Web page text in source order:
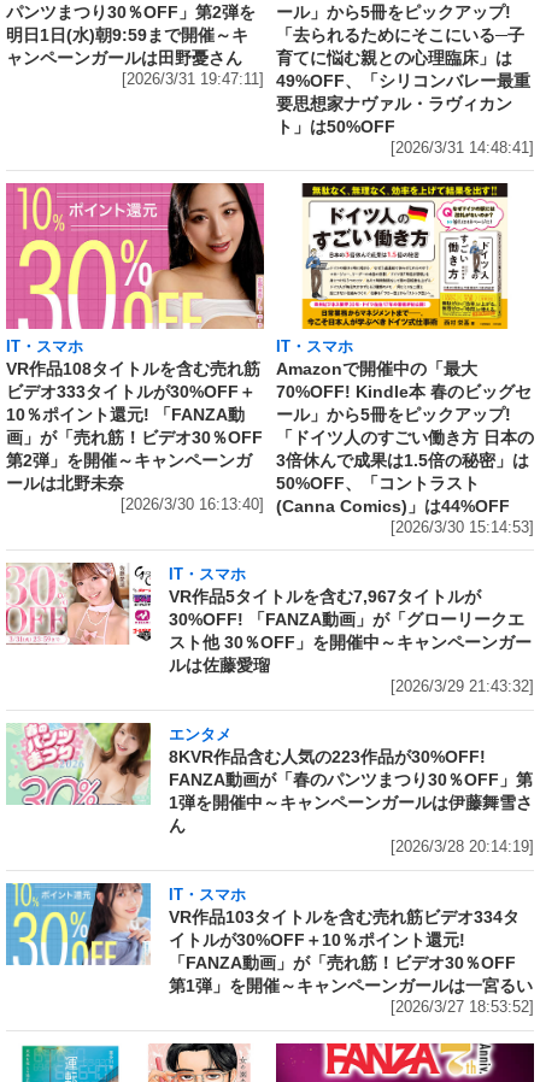
パンツまつり30％OFF」第2弾を
明日1日(水)朝9:59まで開催～キ
ャンペーンガールは田野憂さん
[2026/3/31 19:47:11]
ール」から5冊をピックアップ!
「去られるためにそこにいる─子
育てに悩む親との心理臨床」は
49%OFF、「シリコンバレー最重
要思想家ナヴァル・ラヴィカン
ト」は50%OFF
[2026/3/31 14:48:41]
IT・スマホ
VR作品108タイトルを含む売れ筋
ビデオ333タイトルが30%OFF＋
10％ポイント還元! 「FANZA動
画」が「売れ筋！ビデオ30％OFF
第2弾」を開催～キャンペーンガ
ールは北野未奈
[2026/3/30 16:13:40]
IT・スマホ
Amazonで開催中の「最大
70%OFF! Kindle本 春のビッグセ
ール」から5冊をピックアップ!
「ドイツ人のすごい働き方 日本の
3倍休んで成果は1.5倍の秘密」は
50%OFF、「コントラスト
(Canna Comics)」は44%OFF
[2026/3/30 15:14:53]
IT・スマホ
VR作品5タイトルを含む7,967タイトルが
30%OFF! 「FANZA動画」が「グローリークエ
スト他 30％OFF」を開催中～キャンペーンガー
ルは佐藤愛瑠
[2026/3/29 21:43:32]
エンタメ
8KVR作品含む人気の223作品が30%OFF!
FANZA動画が「春のパンツまつり30％OFF」第
1弾を開催中～キャンペーンガールは伊藤舞雪さ
ん
[2026/3/28 20:14:19]
IT・スマホ
VR作品103タイトルを含む売れ筋ビデオ334タ
イトルが30%OFF＋10％ポイント還元!
「FANZA動画」が「売れ筋！ビデオ30％OFF
第1弾」を開催～キャンペーンガールは一宮るい
[2026/3/27 18:53:52]